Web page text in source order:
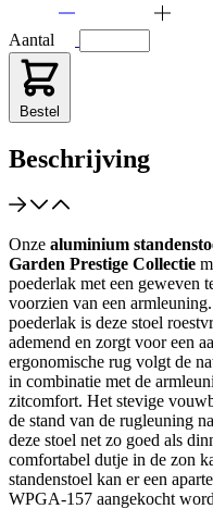
Aantal
Bestel
Beschrijving
Onze aluminium
Garden Prestige Collectie
poederlak met een geweven
voorzien van een
poederlak is deze stoel
ademend en zorgt voor een
ergonomische rug volgt de
in combinatie met de
zitcomfort. Het stevige
de stand van de rugleuning
deze stoel net zo goed als
comfortabel dutje in de zon
standenstoel kan er een
WPGA-157 aangekocht